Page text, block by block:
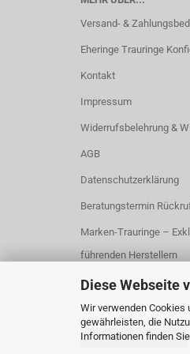
Diese Webseite
Wir verwenden Cookies
gewährleisten, die
Informationen finden
Versand- &
Eheringe Trauringe
Kontakt
Impressum
Widerrufsbelehrung &
AGB
Datenschutzerklärung
Beratungstermin
Marken-Trauringe –
führenden Herstellern
Cookie Einstellungen
Vertrag widerrufen